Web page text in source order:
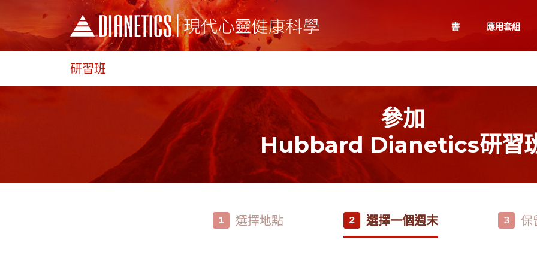
書 應用套組
研習班
參加
Hubbard Dianetics研習
1 選擇地點 2 選擇一個週末 3 保